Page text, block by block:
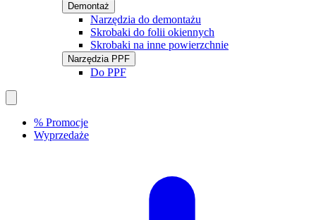
Demontaż
Narzędzia do demontażu
Skrobaki do folii okiennych
Skrobaki na inne powierzchnie
Narzędzia PPF
Do PPF
% Promocje
Wyprzedaże